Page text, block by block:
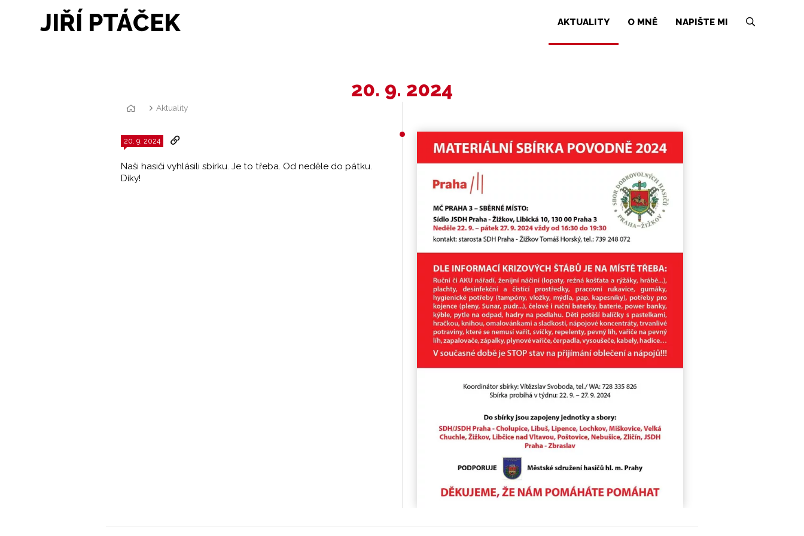
JIŘÍ PTÁČEK AKTUALITY O MNĚ NAPIŠTE MI
20. 9. 2024
Aktuality
20. 9. 2024
Naši hasiči vyhlásili sbírku. Je to třeba. Od neděle do pátku.
Díky!